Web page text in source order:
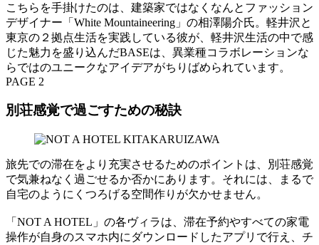
こちらを手掛けたのは、建築家ではなくなんとファッション
デザイナー「White Mountaineering」の相澤陽介⽒。軽井沢と
東京の２拠点生活を実践している彼が、軽井沢生活の中で感
じた魅力を盛り込んだBASEは、異業種コラボレーションな
らではのユニークなアイデアがちりばめられています。
PAGE 2
別荘感覚で過ごすための秘訣
旅先での滞在をより充実させるためのポイントは、別荘感覚
で気兼ねなく過ごせるか否かにあります。それには、まるで
自宅のようにくつろげる空間作りが欠かせません。
「NOT A HOTEL」の各ヴィラは、滞在予約やすべての家電
操作が自身のスマホ内にダウンロードしたアプリで行え、チ